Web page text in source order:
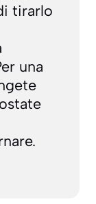
tirarlo
una